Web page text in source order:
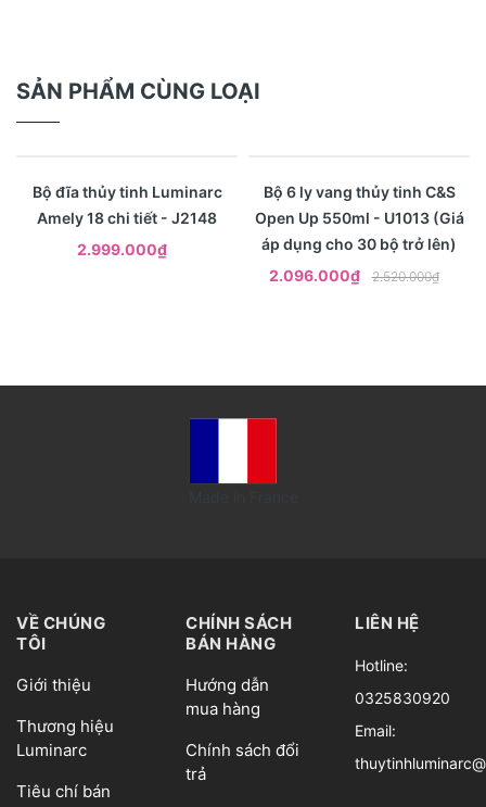
SẢN PHẨM CÙNG LOẠI
Xem nhanh
Bộ đĩa thủy tinh Luminarc
Amely 18 chi tiết - J2148
2.999.000₫
Xem nhanh
Bộ 6 ly vang thủy tinh C&S
Open Up 550ml - U1013 (Giá
áp dụng cho 30 bộ trở lên)
2.096.000₫
2.520.000₫
VỀ CHÚNG
TÔI
Giới thiệu
Thương hiệu
Luminarc
Tiêu chí bán
CHÍNH SÁCH
BÁN HÀNG
Hướng dẫn
mua hàng
Chính sách đổi
trả
LIÊN HỆ
Hotline:
0325830920
Email: